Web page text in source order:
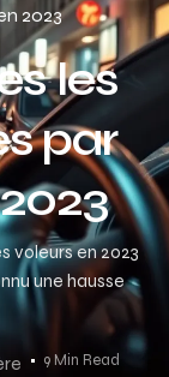
2023
les
par
voleurs en 2023
une hausse
9 Min Read